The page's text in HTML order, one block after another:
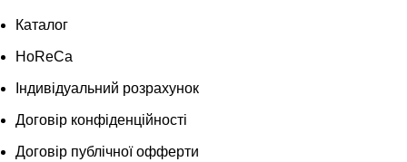
Каталог
HoReCa
Індивідуальний розрахунок
Договір конфіденційності
Договір публічної офферти